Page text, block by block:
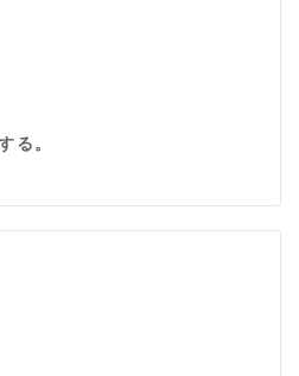
る。